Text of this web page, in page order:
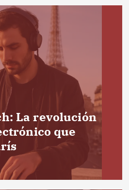
La revolución
que